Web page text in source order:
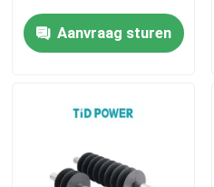
Vraag een offerte
Spoorinsulator
Aanvraag sturen